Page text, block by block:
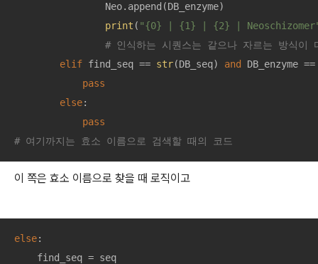
                Neo.append(DB_enzyme)
print ( "{0} | {1} | {2} |
# 인식하는 시퀀스는 같으나 자르는 방식이
elif find_seq == str(DB_seq) and
DB_enzyme
pass
else:
pass
# 여기까지는 효소 이름으로 검색할 때의 코드
이 쪽은 효소 이름으로 찾을 때 로직이고
else:
    find_seq = seq